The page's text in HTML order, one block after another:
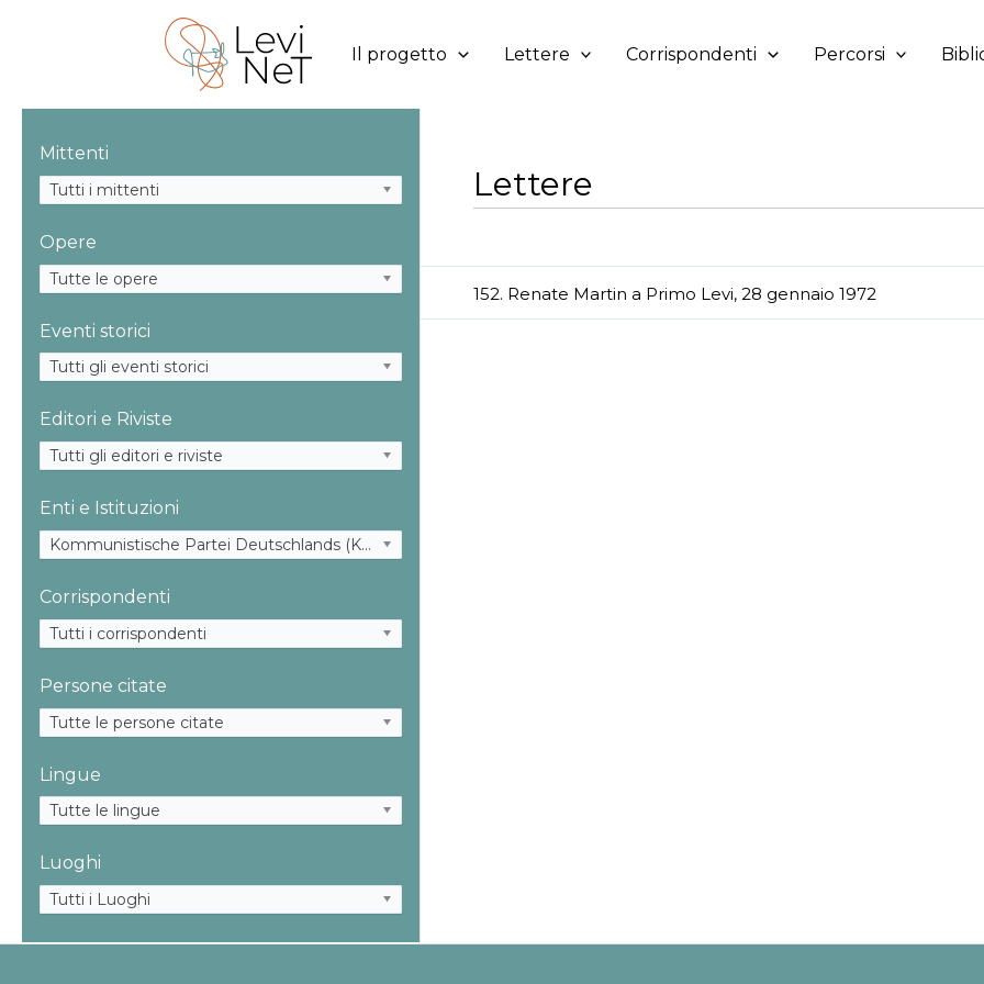
Il progetto Lettere Corrispondenti Percorsi
Mittenti
Tutti i mittenti
Opere
Tutte le opere
Eventi storici
Tutti gli eventi storici
Editori e Riviste
Tutti gli editori e riviste
Enti e Istituzioni
Kommunistische Partei Deutschlands (KPD)
Corrispondenti
Tutti i corrispondenti
Persone citate
Tutte le persone citate
Lingue
Tutte le lingue
Luoghi
Tutti i Luoghi
Lettere
152. Renate Martin a Primo Levi, 28 gennaio 1972